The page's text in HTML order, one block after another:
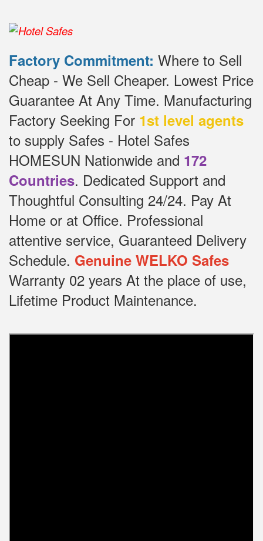
Factory Commitment: Where to Sell
Cheap - We Sell Cheaper. Lowest Price
Guarantee At Any Time. Manufacturing
Factory Seeking For 1st level agents
to supply Safes - Hotel Safes
HOMESUN Nationwide and 172
Countries. Dedicated Support and
Thoughtful Consulting 24/24. Pay At
Home or at Office. Professional
attentive service, Guaranteed Delivery
Schedule. Genuine WELKO Safes
Warranty 02 years At the place of use,
Lifetime Product Maintenance.